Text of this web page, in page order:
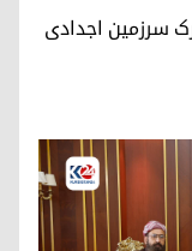
سرزمین اجدادی